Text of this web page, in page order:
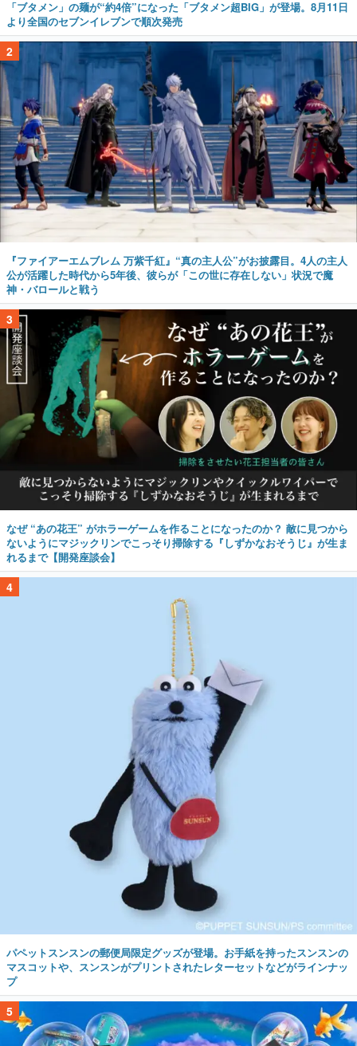
「ブタメン」の麺が“約4倍”になった「ブタメン超BIG」が登場。8月11日
より全国のセブンイレブンで順次発売
2
『ファイアーエムブレム 万紫千紅』“真の主人公”がお披露目。4人の主人
公が活躍した時代から5年後、彼らが「この世に存在しない」状況で魔
神・バロールと戦う
3
なぜ “あの花王” がホラーゲームを作ることになったのか？ 敵に見つから
ないようにマジックリンでこっそり掃除する『しずかなおそうじ』が生ま
れるまで【開発座談会】
4
パペットスンスンの郵便局限定グッズが登場。お手紙を持ったスンスンの
マスコットや、スンスンがプリントされたレターセットなどがラインナッ
プ
5